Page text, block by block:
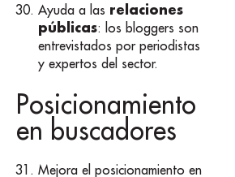
Ayuda a las relaciones
públicas: los bloggers son
entrevistados por periodistas
y expertos del sector.
Posicionamiento
en buscadores
Mejora el posicionamiento en